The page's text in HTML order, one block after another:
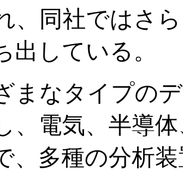
、同社ではさ
出している。
なタイプの
、電気、半導
、多種の分析